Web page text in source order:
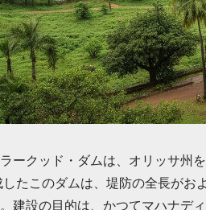
ークッド・ダムは、オリッサ州
たこのダムは、堤防の全長がお
建設の目的は、かつてマハナデ